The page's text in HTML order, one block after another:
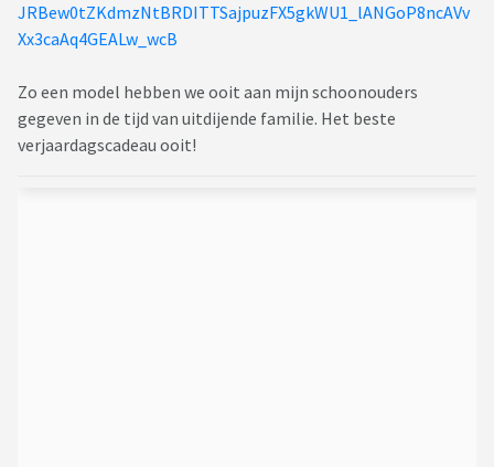
JRBew0tZKdmzNtBRDITTSajpuzFX5gkWU1_lANGoP8ncAVv
Xx3caAq4GEALw_wcB
Zo een model hebben we ooit aan mijn schoonouders
gegeven in de tijd van uitdijende familie. Het beste
verjaardagscadeau ooit!